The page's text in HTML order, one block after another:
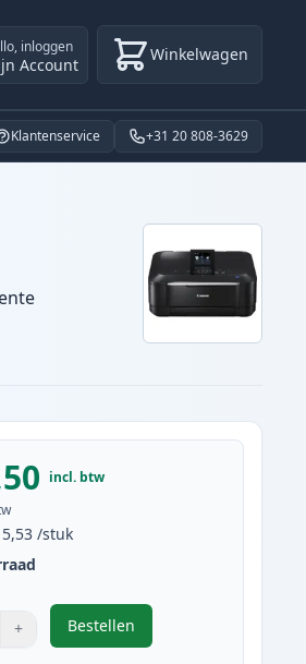
, inloggen
Account Winkelwagen
Klantenservice +31 20 808-3629
incl. btw
/stuk
om aan te passen
+ Bestellen
,20 stuks Canon PGI-525